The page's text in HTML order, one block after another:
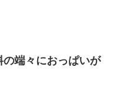
端々におっぱいが